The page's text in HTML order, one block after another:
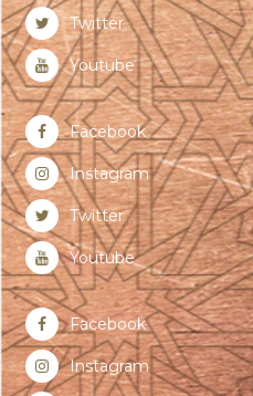
Twitter
Youtube
Facebook
Instagram
Twitter
Youtube
Facebook
Instagram